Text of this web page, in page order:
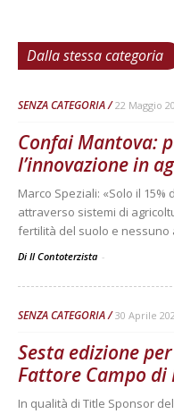
Dalla stessa categoria
SENZA CATEGORIA 22 Maggio
Confai Mantova:
l’innovazione in
Marco Speziali: «Solo il
attraverso sistemi di
fertilità del suolo e
Di Il Contoterzista -
SENZA CATEGORIA 30 Aprile
Sesta edizione
Fattore Campo di
In qualità di Title Sponsor